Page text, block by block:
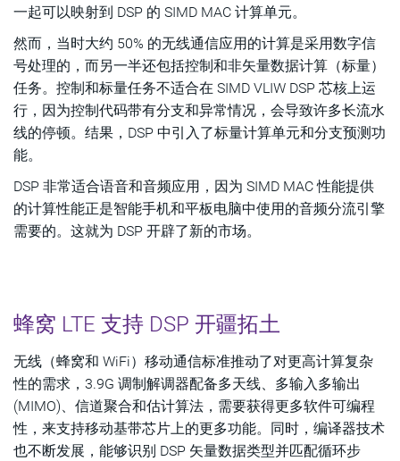
一起可以映射到 DSP 的 SIMD MAC 计算单元。
然而，当时大约 50% 的无线通信应用的计算是采用数字信
号处理的，而另一半还包括控制和非矢量数据计算（标量）
任务。控制和标量任务不适合在 SIMD VLIW DSP 芯核上运
行，因为控制代码带有分支和异常情况，会导致许多长流水
线的停顿。结果，DSP 中引入了标量计算单元和分支预测功
能。
DSP 非常适合语音和音频应用，因为 SIMD MAC 性能提供
的计算性能正是智能手机和平板电脑中使用的音频分流引擎
需要的。这就为 DSP 开辟了新的市场。
蜂窝 LTE 支持 DSP 开疆拓土
无线（蜂窝和 WiFi）移动通信标准推动了对更高计算复杂
性的需求，3.9G 调制解调器配备多天线、多输入多输出
(MIMO)、信道聚合和估计算法，需要获得更多软件可编程
性，来支持移动基带芯片上的更多功能。同时，编译器技术
也不断发展，能够识别 DSP 矢量数据类型并匹配循环步